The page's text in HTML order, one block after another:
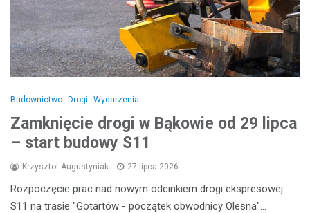
Budownictwo Drogi Wydarzenia
Zamknięcie drogi w Bąkowie od 29 lipca
– start budowy S11
Krzysztof Augustyniak 27 lipca 2026
Rozpoczęcie prac nad nowym odcinkiem drogi ekspresowej
S11 na trasie "Gotartów - początek obwodnicy Olesna"…